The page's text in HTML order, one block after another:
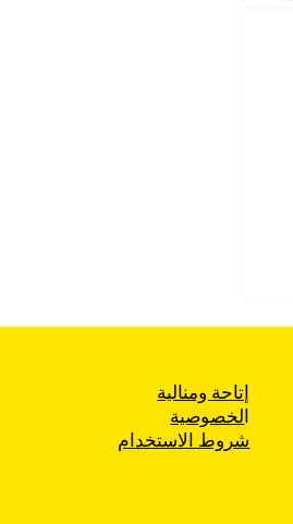
إتاحة ومنالية
لخصوصية
شروط الاستخدام